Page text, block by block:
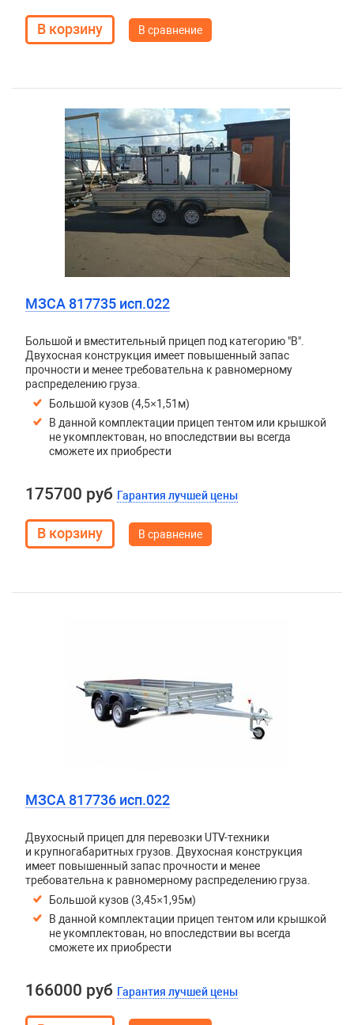
В сравнение
МЗСА 817735 исп.022
Большой и вместительный прицеп под категорию "В".
Двухосная конструкция имеет повышенный запас
прочности и менее требовательна к равномерному
распределению груза.
Большой кузов (4,5×1,51м)
В данной комплектации прицеп тентом или крышкой
не укомплектован, но впоследствии вы всегда
сможете их приобрести
175700 руб Гарантия лучшей цены
В сравнение
МЗСА 817736 исп.022
Двухосный прицеп для перевозки UTV-техники
и крупногабаритных грузов. Двухосная конструкция
имеет повышенный запас прочности и менее
требовательна к равномерному распределению груза.
Большой кузов (3,45×1,95м)
В данной комплектации прицеп тентом или крышкой
не укомплектован, но впоследствии вы всегда
сможете их приобрести
166000 руб Гарантия лучшей цены